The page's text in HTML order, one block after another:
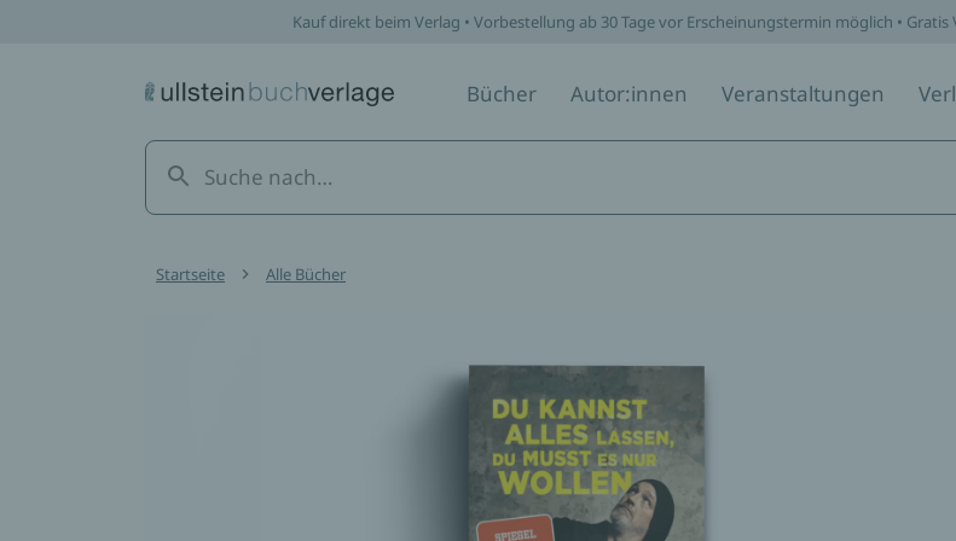
Kauf direkt beim Verlag • Vorbestellung ab 30 Tage vor Erscheinungstermin möglich •
Bücher Autor:innen Veranstaltungen
Startseite Alle Bücher